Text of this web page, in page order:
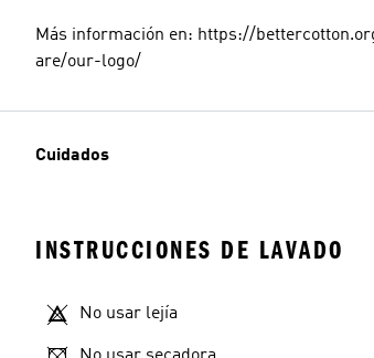
Más información en: https://
are/our-logo/
Cuidados
INSTRUCCIONES DE LAVADO
No usar lejía